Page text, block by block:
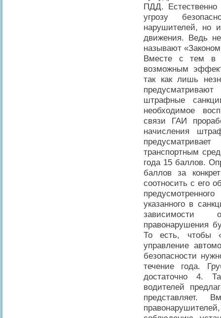
ПДД. Естественно
угрозу
нарушителей, но
движения. Ведь
называют
Вместе с тем в
возможным
так как лишь
штрафные
необходимое
связи ГАИ
начисления
транспортным
года 15 баллов.
баллов за
соотносить с его
указанного в
зависимости
правонарушения
То есть, чтобы
управление
безопасности
течение года.
достаточно 4.
водителей
представляет.